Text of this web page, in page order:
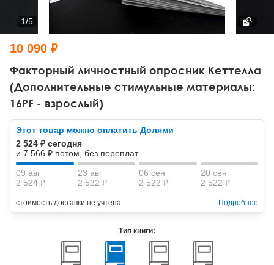
Тревожные расстройства, панические атаки
Другие направления психотерапии
Классический, эриксоновский гипноз и НЛП
НЛП
Психология труда и эргономика
Социальная психология
Социальная и организационная психология
Классический и юнгианский психоанализ
Факторный личностный опросник Кеттелла
(Дополнительные стимульные материалы:
16PF - взрослый)
1/5
10 090 ₽
Этот товар можно оплатить Долями
2 524 ₽ сегодня
и 7 566 ₽ потом, без переплат
09 авг
2 524 ₽
23 авг
2 522 ₽
06 сен
2 522 ₽
20 сен
2 522 ₽
стоимость доставки не учтена Подробнее
Тип книги: